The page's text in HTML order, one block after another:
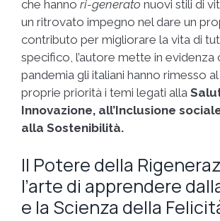
che hanno ri-generato nuovi stili di
un ritrovato impegno nel dare un
contributo per migliorare la vita di
specifico, l’autore mette in evidenza
pandemia gli italiani hanno rimesso
proprie priorità i temi legati alla
Innovazione, all’Inclusione
alla Sostenibilità.
Il Potere della
l’arte di apprendere
e la Scienza della